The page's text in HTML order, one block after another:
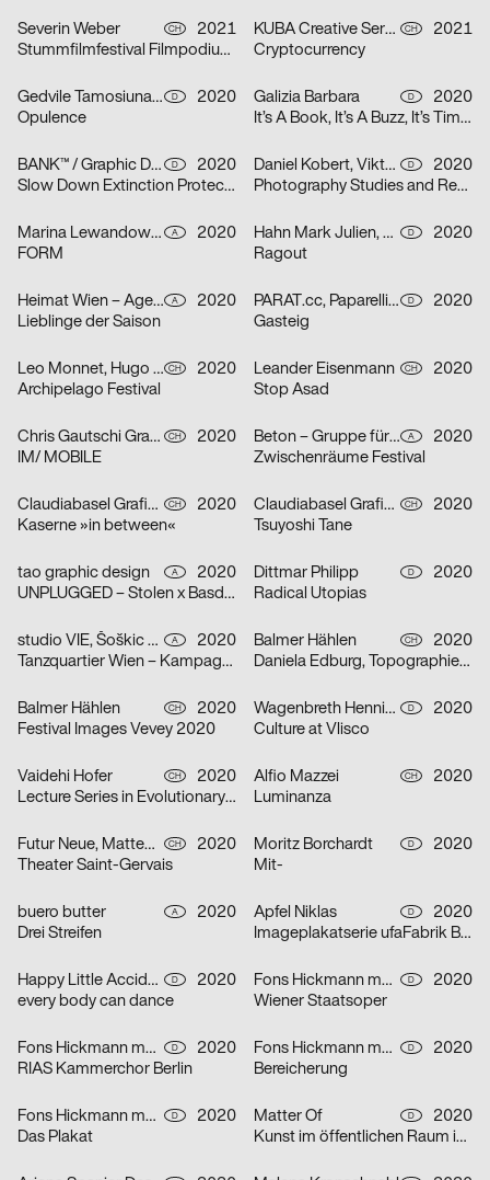
Severin Weber CH
2021
Stummfilmfestival Filmpodium Zürich
KUBA Creative Services CH
2021
Cryptocurrency
Gedvile Tamosiunaite, Jelena Luise, Shuaitong Zong D
2020
Opulence
Galizia Barbara D
2020
It’s A Book, It’s A Buzz, It’s Time to Discuss
BANK™ / Graphic Design Today D
2020
Slow Down Extinction Protect Biodiversity
Daniel Kobert, Viktor Lentzen D
2020
Photography Studies and Research
Marina Lewandowska A
2020
FORM
Hahn Mark Julien, Kormann Raffael D
2020
Ragout
Heimat Wien – Agentur für Veränderung A
2020
Lieblinge der Saison
PARAT.cc, Paparelli Nolan D
2020
Gasteig
Leo Monnet, Hugo Jauffret CH
2020
Archipelago Festival
Leander Eisenmann CH
2020
Stop Asad
Chris Gautschi Graphic & Editorial design CH
2020
IM/ MOBILE
Beton – Gruppe für Gestaltung A
2020
Zwischenräume Festival
Claudiabasel Grafik & Interaktion CH
2020
Kaserne »in between«
Claudiabasel Grafik & Interaktion CH
2020
Tsuyoshi Tane
tao graphic design A
2020
UNPLUGGED – Stolen x Basdban
Dittmar Philipp D
2020
Radical Utopias
studio VIE, Šoškic Katarina, Scherabon Herwig A
2020
Tanzquartier Wien – Kampagne Camilla Schielin
Balmer Hählen CH
2020
Daniela Edburg, Topographies of Transformation
Balmer Hählen CH
2020
Festival Images Vevey 2020
Wagenbreth Henning D
2020
Culture at Vlisco
Vaidehi Hofer CH
2020
Lecture Series in Evolutionary Ecology
Alfio Mazzei CH
2020
Luminanza
Futur Neue, Matteo Venet CH
2020
Theater Saint-Gervais
Moritz Borchardt D
2020
Mit-
buero butter A
2020
Drei Streifen
Apfel Niklas D
2020
Imageplakatserie ufaFabrik Berlin
Happy Little Accidents D
2020
every body can dance
Fons Hickmann m23 D
2020
Wiener Staatsoper
Fons Hickmann m23 D
2020
RIAS Kammerchor Berlin
Fons Hickmann m23 D
2020
Bereicherung
Fons Hickmann m23 D
2020
Das Plakat
Matter Of D
2020
Kunst im öffentlichen Raum in Stuttgart